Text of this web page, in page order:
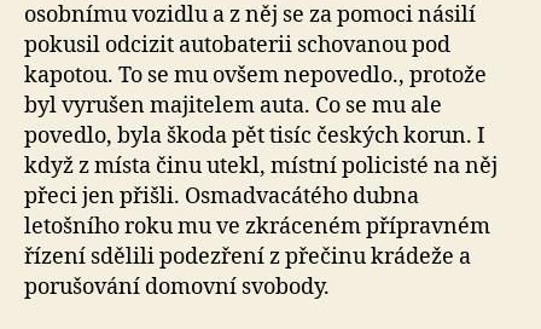
osobnímu vozidlu a z něj se za pomoci násilí
pokusil odcizit autobaterii schovanou pod
kapotou. To se mu ovšem nepovedlo., protože
byl vyrušen majitelem auta. Co se mu ale
povedlo, byla škoda pět tisíc českých korun. I
když z místa činu utekl, místní policisté na něj
přeci jen přišli. Osmadvacátého dubna
letošního roku mu ve zkráceném přípravném
řízení sdělili podezření z přečinu krádeže a
porušování domovní svobody.